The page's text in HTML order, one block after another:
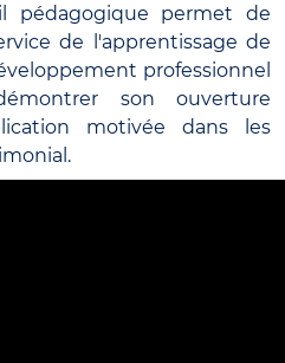
pédagogique permet de
de l'apprentissage de
professionnel
son ouverture
motivée dans les